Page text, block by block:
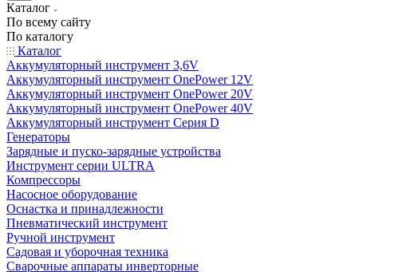
Каталог
По всему сайту
По каталогу
Каталог
Аккумуляторный инструмент 3,6V
Аккумуляторный инструмент OnePower 12V
Аккумуляторный инструмент OnePower 20V
Аккумуляторный инструмент OnePower 40V
Аккумуляторный инструмент Серия D
Генераторы
Зарядные и пуско-зарядные устройства
Инструмент серии ULTRA
Компрессоры
Насосное оборудование
Оснастка и принадлежности
Пневматический инструмент
Ручной инструмент
Садовая и уборочная техника
Сварочные аппараты инверторные